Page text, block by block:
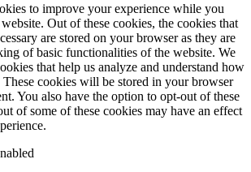
to improve your experience while you
Out of these cookies, the cookies that
are stored on your browser as they are
of basic functionalities of the website. We
that help us analyze and understand how
cookies will be stored in your browser
You also have the option to opt-out of these
of some of these cookies may have an effect